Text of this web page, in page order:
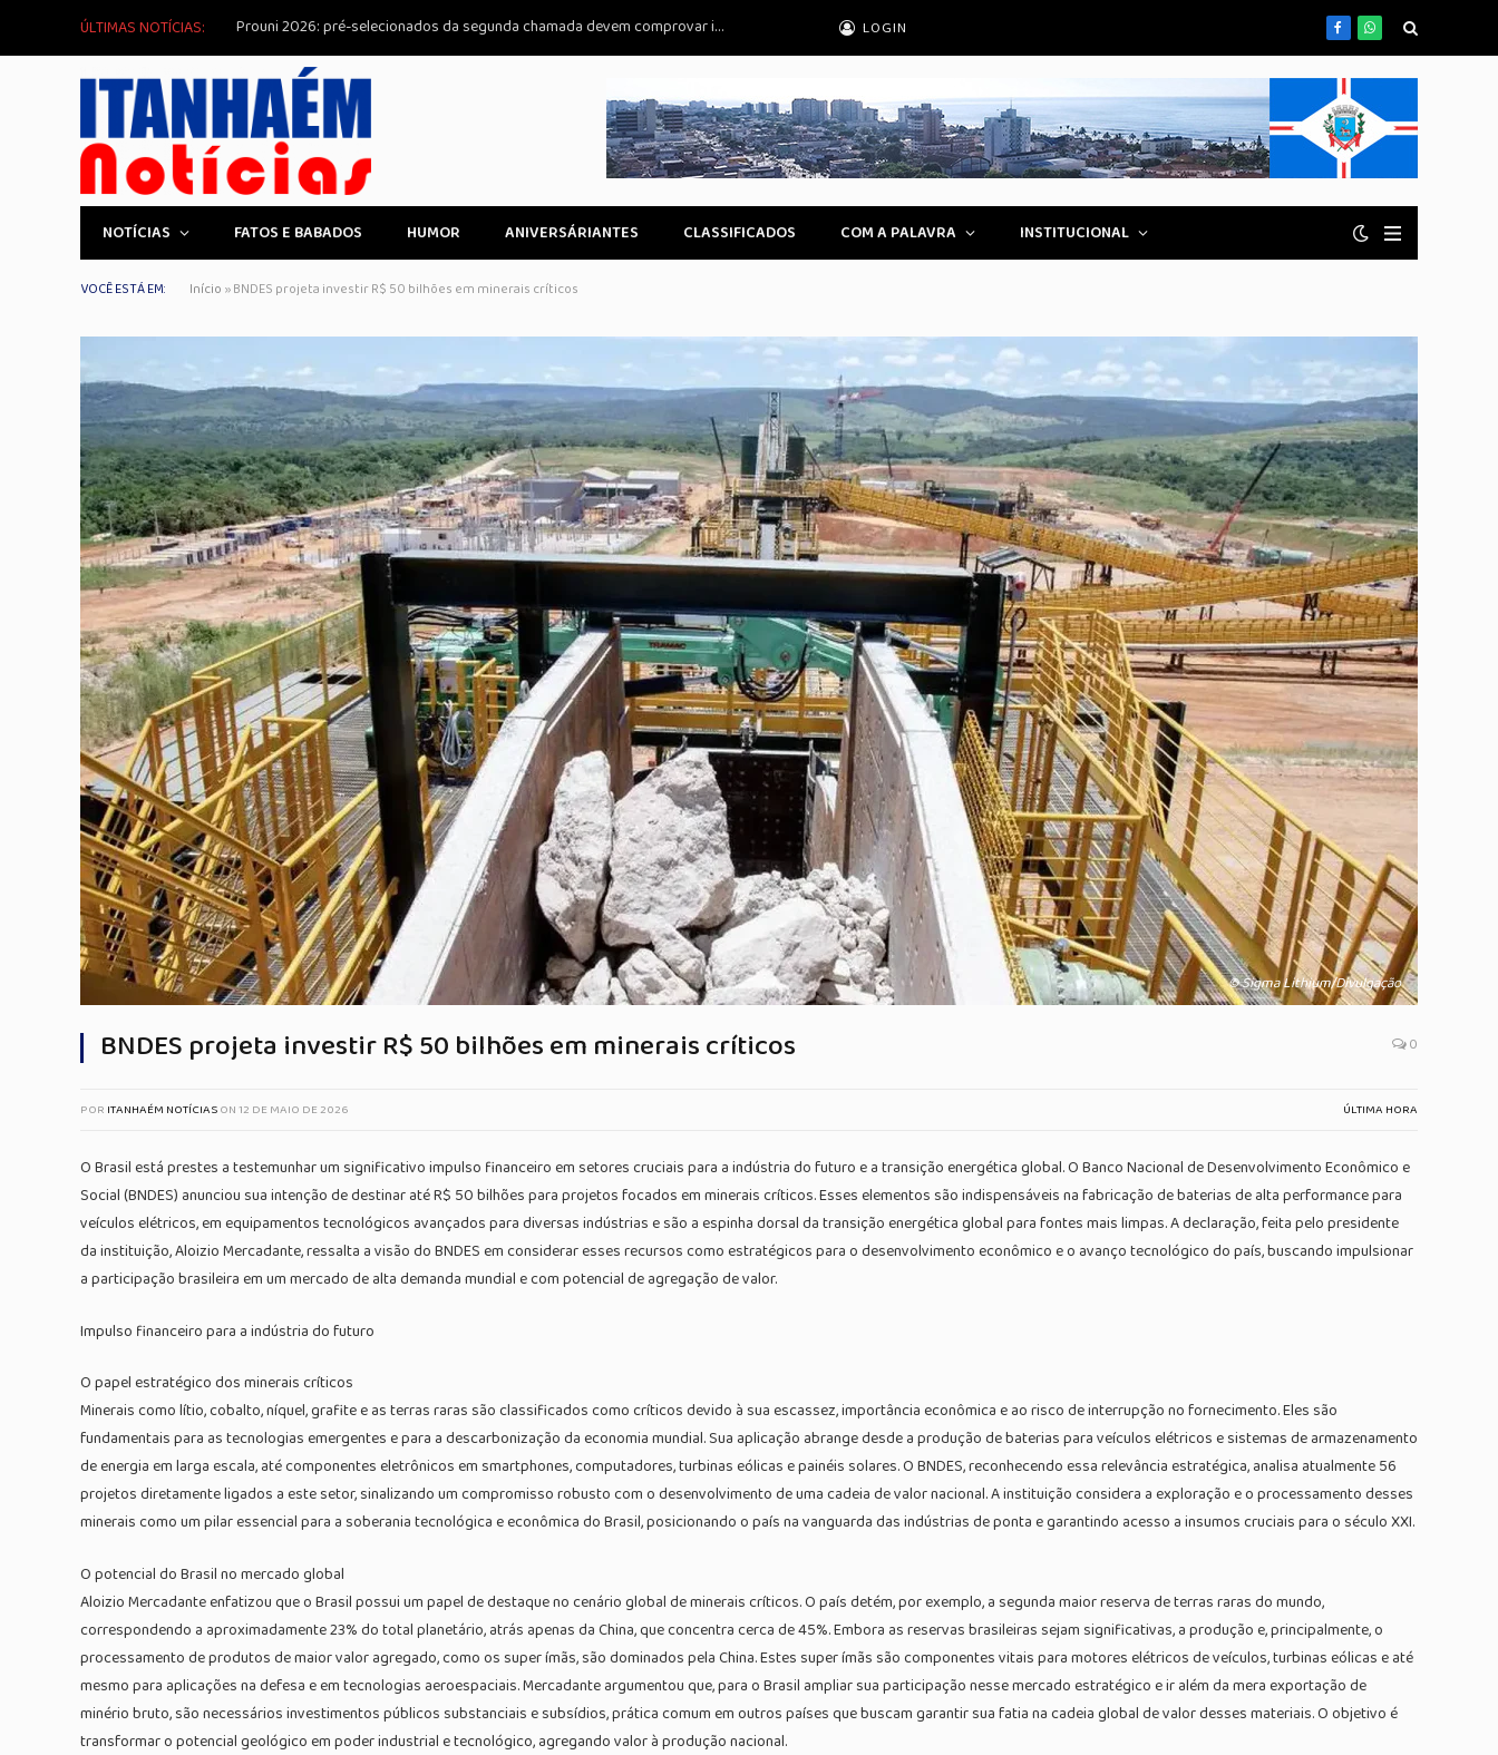
ÚLTIMAS NOTÍCIAS: Prouni 2026: pré-selecionados da segunda chamada devem comprovar informações LOGIN FacebookWhatsApp
NOTÍCIAS FATOS E BABADOS HUMOR ANIVERSÁRIANTES CLASSIFICADOS COM A PALAVRA INSTITUCIONAL
VOCÊ ESTÁ EM: Início »BNDES projeta investir R$ 50 bilhões em minerais críticos
© Sigma Lithium/Divulgação
BNDES projeta investir R$ 50 bilhões em minerais críticos 0
POR ITANHAÉM NOTÍCIASON12 DE MAIO DE 2026 ÚLTIMA HORA
O Brasil está prestes a testemunhar um significativo impulso financeiro em setores cruciais para a indústria do futuro e a transição energética global. O Banco Nacional de Desenvolvimento Econômico e
Social (BNDES) anunciou sua intenção de destinar até R$ 50 bilhões para projetos focados em minerais críticos. Esses elementos são indispensáveis na fabricação de baterias de alta performance para
veículos elétricos, em equipamentos tecnológicos avançados para diversas indústrias e são a espinha dorsal da transição energética global para fontes mais limpas. A declaração, feita pelo presidente
da instituição, Aloizio Mercadante, ressalta a visão do BNDES em considerar esses recursos como estratégicos para o desenvolvimento econômico e o avanço tecnológico do país, buscando impulsionar
a participação brasileira em um mercado de alta demanda mundial e com potencial de agregação de valor.
Impulso financeiro para a indústria do futuro
O papel estratégico dos minerais críticos
Minerais como lítio, cobalto, níquel, grafite e as terras raras são classificados como críticos devido à sua escassez, importância econômica e ao risco de interrupção no fornecimento. Eles são
fundamentais para as tecnologias emergentes e para a descarbonização da economia mundial. Sua aplicação abrange desde a produção de baterias para veículos elétricos e sistemas de armazenamento
de energia em larga escala, até componentes eletrônicos em smartphones, computadores, turbinas eólicas e painéis solares. O BNDES, reconhecendo essa relevância estratégica, analisa atualmente 56
projetos diretamente ligados a este setor, sinalizando um compromisso robusto com o desenvolvimento de uma cadeia de valor nacional. A instituição considera a exploração e o processamento desses
minerais como um pilar essencial para a soberania tecnológica e econômica do Brasil, posicionando o país na vanguarda das indústrias de ponta e garantindo acesso a insumos cruciais para o século XXI.
O potencial do Brasil no mercado global
Aloizio Mercadante enfatizou que o Brasil possui um papel de destaque no cenário global de minerais críticos. O país detém, por exemplo, a segunda maior reserva de terras raras do mundo,
correspondendo a aproximadamente 23% do total planetário, atrás apenas da China, que concentra cerca de 45%. Embora as reservas brasileiras sejam significativas, a produção e, principalmente, o
processamento de produtos de maior valor agregado, como os super ímãs, são dominados pela China. Estes super ímãs são componentes vitais para motores elétricos de veículos, turbinas eólicas e até
mesmo para aplicações na defesa e em tecnologias aeroespaciais. Mercadante argumentou que, para o Brasil ampliar sua participação nesse mercado estratégico e ir além da mera exportação de
minério bruto, são necessários investimentos públicos substanciais e subsídios, prática comum em outros países que buscam garantir sua fatia na cadeia global de valor desses materiais. O objetivo é
transformar o potencial geológico em poder industrial e tecnológico, agregando valor à produção nacional.